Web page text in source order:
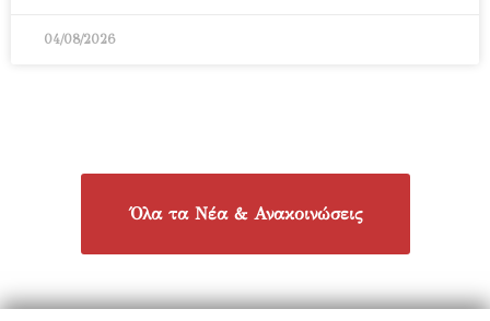
04/08/2026
Όλα τα Νέα & Ανακοινώσεις